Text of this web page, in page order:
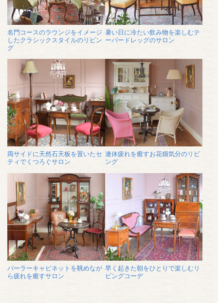
名門コースのラウンジをイメージ
したクラシックスタイルのリビン
グ
暑い日に冷たい飲み物を楽しむテ
ーパードレッグのサロン
両サイドに天然石天板を置いたセ
ティでくつろぐサロン
連休疲れを癒すお花畑気分のリビ
ング
パーラーキャビネットを眺めなが
ら疲れを癒すサロン
早く起きた朝をひとりで楽しむリ
ビングコーデ